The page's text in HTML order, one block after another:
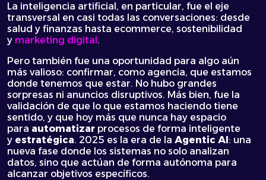
La inteligencia artificial, en particular, fue el eje
transversal en casi todas las conversaciones: desde
salud y finanzas hasta ecommerce, sostenibilidad
y marketing digital.
Pero también fue una oportunidad para algo aún
más valioso: confirmar, como agencia, que estamos
donde tenemos que estar. No hubo grandes
sorpresas ni anuncios disruptivos. Más bien, fue la
validación de que lo que estamos haciendo tiene
sentido, y que hoy más que nunca hay espacio
para automatizar procesos de forma inteligente
y estratégica. 2025 es la era de la Agentic AI: una
nueva fase donde los sistemas no solo analizan
datos, sino que actúan de forma autónoma para
alcanzar objetivos específicos.